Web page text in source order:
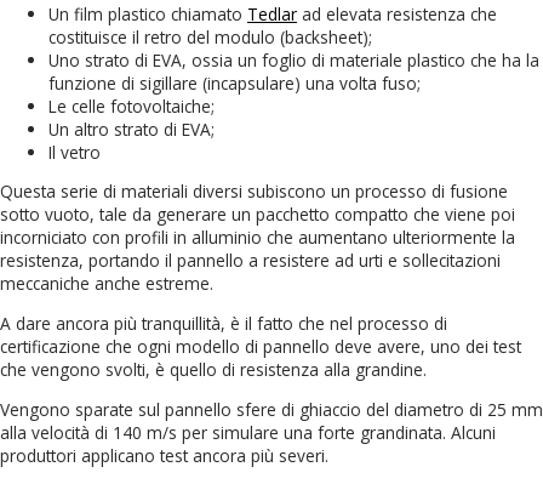
Un film plastico chiamato Tedlar ad elevata resistenza che
costituisce il retro del modulo (backsheet);
Uno strato di EVA, ossia un foglio di materiale plastico che ha la
funzione di sigillare (incapsulare) una volta fuso;
Le celle fotovoltaiche;
Un altro strato di EVA;
Il vetro
Questa serie di materiali diversi subiscono un processo di fusione
sotto vuoto, tale da generare un pacchetto compatto che viene poi
incorniciato con profili in alluminio che aumentano ulteriormente la
resistenza, portando il pannello a resistere ad urti e sollecitazioni
meccaniche anche estreme.
A dare ancora più tranquillità, è il fatto che nel processo di
certificazione che ogni modello di pannello deve avere, uno dei test
che vengono svolti, è quello di resistenza alla grandine.
Vengono sparate sul pannello sfere di ghiaccio del diametro di 25 mm
alla velocità di 140 m/s per simulare una forte grandinata. Alcuni
produttori applicano test ancora più severi.